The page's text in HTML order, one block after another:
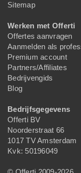
Sitemap
Werken met Offerti
Offertes aanvragen
Aanmelden als
Premium account
Partners/Affiliates
Bedrijvengids
Blog
Bedrijfsgegevens
Offerti BV
Noorderstraat 66
1017 TV Amsterdam
Kvk: 50196049